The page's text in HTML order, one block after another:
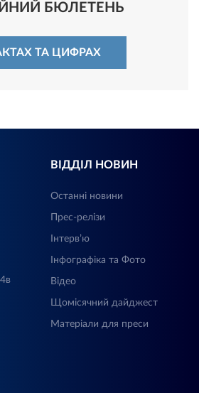
БЮЛЕТЕНЬ
ТА ЦИФРАХ
ВІДДІЛ НОВИН
Останні новини
Прес-релізи
Інтерв’ю
Інфографіка та Фото
Відео
Щомісячний дайджест
Матеріали для преси